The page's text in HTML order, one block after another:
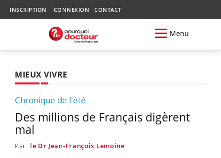
INSCRIPTION CONNEXION CONTACT
Menu
MIEUX VIVRE
Chronique de l'été
Des millions de Français digèrent
mal
Par le Dr Jean-François Lemoine